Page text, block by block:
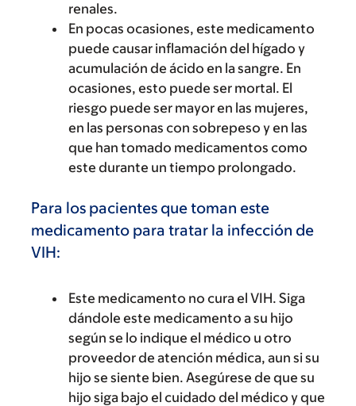
renales.
En pocas ocasiones, este medicamento
puede causar inflamación del hígado y
acumulación de ácido en la sangre. En
ocasiones, esto puede ser mortal. El
riesgo puede ser mayor en las mujeres,
en las personas con sobrepeso y en las
que han tomado medicamentos como
este durante un tiempo prolongado.
Para los pacientes que toman este
medicamento para tratar la infección de
VIH:
Este medicamento no cura el VIH. Siga
dándole este medicamento a su hijo
según se lo indique el médico u otro
proveedor de atención médica, aun si su
hijo se siente bien. Asegúrese de que su
hijo siga bajo el cuidado del médico y que